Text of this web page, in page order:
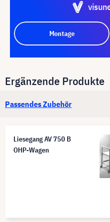
Montage
Ergänzende Produkte
Passendes Zubehör
Liesegang AV 750 B
OHP-Wagen